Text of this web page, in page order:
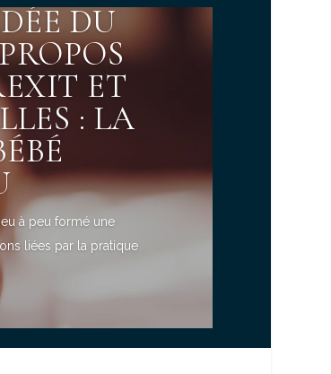
DU
ET
: LA
à peu formé une
liées par la pratique